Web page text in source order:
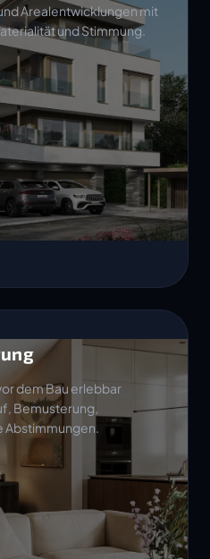
Arealentwicklungen mit
und Stimmung.
dem Bau erlebbar
Bemusterung,
Abstimmungen.